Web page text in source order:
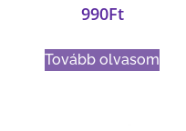
990Ft
Tovább olvasom